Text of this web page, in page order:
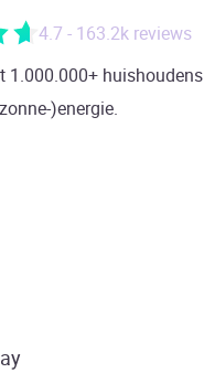
4.7 - 163.2k reviews
1.000.000+ huishoudens
)energie.